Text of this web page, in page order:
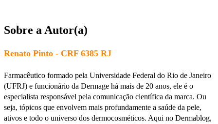
Sobre a Autor(a)
Renato Pinto - CRF 6385 RJ
Farmacêutico formado pela Universidade Federal do Rio de Janeiro
(UFRJ) e funcionário da Dermage há mais de 20 anos, ele é o
especialista responsável pela comunicação científica da marca. Ou
seja, tópicos que envolvem mais profundamente a saúde da pele,
ativos e todo o universo dos dermocosméticos. Aqui no Dermablog,